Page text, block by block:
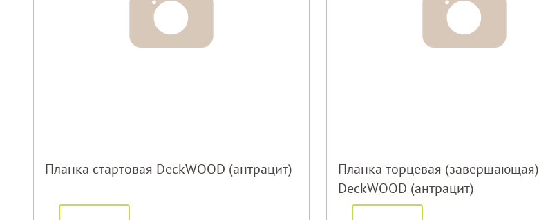
Планка стартовая DeckWOOD (антрацит)
Планка торцевая (завершающая)
DeckWOOD (антрацит)